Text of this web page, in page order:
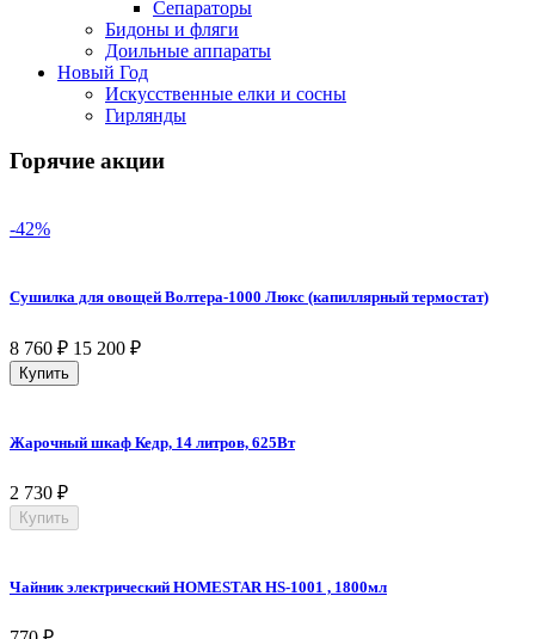
Сепараторы
Бидоны и фляги
Доильные аппараты
Новый Год
Искусственные елки и сосны
Гирлянды
Горячие акции
-42%
Сушилка для овощей Волтера-1000 Люкс (капиллярный термостат)
8 760 ₽ 15 200 ₽
Купить
Жарочный шкаф Кедр, 14 литров, 625Вт
2 730 ₽
Купить
Чайник электрический HOMESTAR HS-1001 , 1800мл